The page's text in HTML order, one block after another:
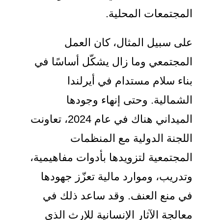
المجتمعات المحلية.
على سبيل المثال، كان العمل
المجتمعي وما زال يشكّل أساسًا في
بناء سلام مستدام في أيرلندا
الشمالية. وحتى إنهاء وجودها
الميداني هناك في عام 2024، تعاونت
اللجنة الدولية مع المنظمات
المجتمعية لتزويدها بأدوات مفاهيمية،
وتدريب، وموارد مالية تعزّز جهودها
في منع العنف. وقد ساعد ذلك في
معالجة الآثار الإنسانية للإرث الذي